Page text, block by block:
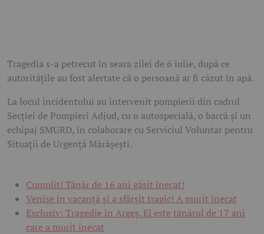
Tragedia s-a petrecut în seara zilei de 6 iulie, după ce
autoritățile au fost alertate că o persoană ar fi căzut în apă.
La locul incidentului au intervenit pompierii din cadrul
Secției de Pompieri Adjud, cu o autospecială, o barcă și un
echipaj SMURD, în colaborare cu Serviciul Voluntar pentru
Situații de Urgență Mărășești.
Cumplit! Tânăr de 16 ani găsit înecat!
Venise în vacanță și a sfârșit tragic! A murit înecat
Exclusiv: Tragedie în Argeș. El este tânărul de 17 ani
care a murit înecat